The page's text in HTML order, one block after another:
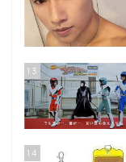
13
14